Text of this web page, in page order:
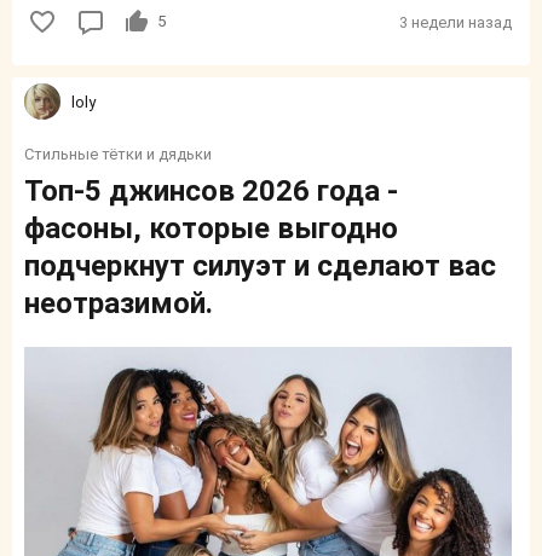
5 3 недели назад
loly
Стильные тётки и дядьки
Топ-5 джинсов 2026 года -
фасоны, которые выгодно
подчеркнут силуэт и сделают вас
неотразимой.